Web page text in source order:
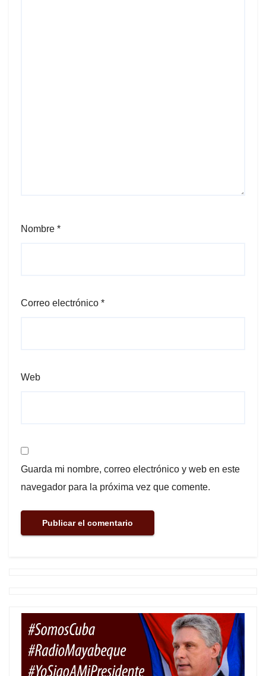
Nombre *
Correo electrónico *
Web
Guarda mi nombre, correo electrónico y web en este
navegador para la próxima vez que comente.